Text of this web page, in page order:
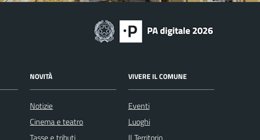
NOVITÀ
Notizie
Cinema e teatro
Tasse e tributi
VIVERE IL COMUNE
Eventi
Luoghi
Il Territorio